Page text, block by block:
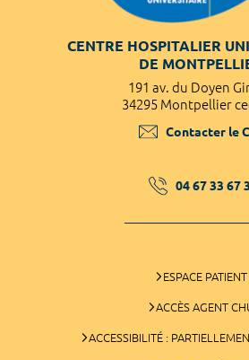
CENTRE HOSPITALIER
DE
191 av. du Doyen
34295 Montpellier
Contacter le
04 67 33 67
ESPACE PATIENT
ACCÈS AGENT
ACCESSIBILITÉ :